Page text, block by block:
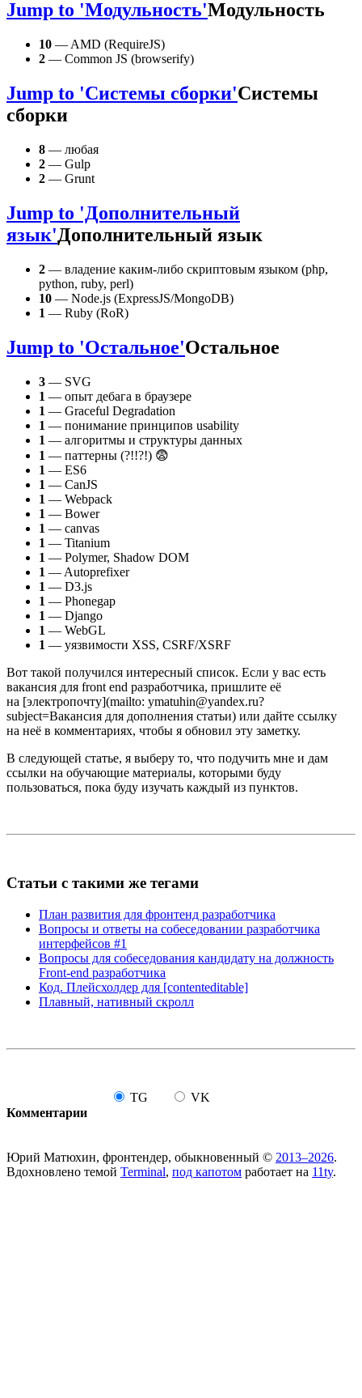
Jump to 'Модульность'Модульность
10 — AMD (RequireJS)
2 — Common JS (browserify)
Jump to 'Системы сборки'Системы
сборки
8 — любая
2 — Gulp
2 — Grunt
Jump to 'Дополнительный
язык'Дополнительный язык
2 — владение каким-либо скриптовым языком (php,
python, ruby, perl)
10 — Node.js (ExpressJS/MongoDB)
1 — Ruby (RoR)
Jump to 'Остальное'Остальное
3 — SVG
1 — опыт дебага в браузере
1 — Graceful Degradation
1 — понимание принципов usability
1 — алгоритмы и структуры данных
1 — паттерны (?!!?!) 😨
1 — ES6
1 — CanJS
1 — Webpack
1 — Bower
1 — canvas
1 — Titanium
1 — Polymer, Shadow DOM
1 — Autoprefixer
1 — D3.js
1 — Phonegap
1 — Django
1 — WebGL
1 — уязвимости XSS, CSRF/XSRF
Вот такой получился интересный список. Если у вас есть
вакансия для front end разработчика, пришлите её
на [электропочту](mailto: ymatuhin@yandex.ru?
subject=Вакансия для дополнения статьи) или дайте ссылку
на неё в комментариях, чтобы я обновил эту заметку.
В следующей статье, я выберу то, что подучить мне и дам
ссылки на обучающие материалы, которыми буду
пользоваться, пока буду изучать каждый из пунктов.
Статьи с такими же тегами
План развития для фронтенд разработчика
Вопросы и ответы на собеседовании разработчика
интерфейсов #1
Вопросы для собеседования кандидату на должность
Front-end разработчика
Код. Плейсхолдер для [contenteditable]
Плавный, нативный скролл
Комментарии
TG VK
Юрий Матюхин, фронтендер, обыкновенный © 2013–2026.
Вдохновлено темой Terminal, под капотом работает на 11ty.